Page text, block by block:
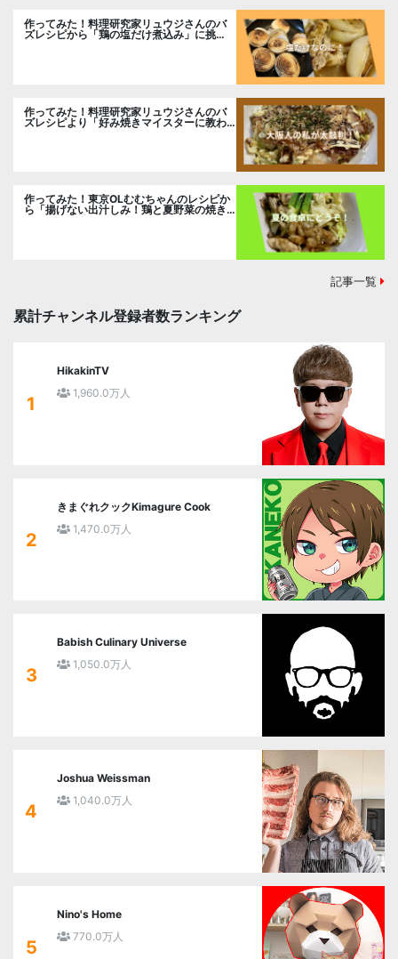
作ってみた！料理研究家リュウジさんのバ
ズレシピから「鶏の塩だけ煮込み」に挑
作ってみた！料理研究家リュウジさんのバ
ズレシピより「好み焼きマイスターに教わ
るお好み焼」に挑戦。
作ってみた！東京OLむむちゃんのレシピか
ら「揚げない出汁しみ！鶏と夏野菜の焼き
記事一覧
累計チャンネル登録者数ランキング
1
HikakinTV
1,960.0万人
2
きまぐれクックKimagure Cook
1,470.0万人
3
Babish Culinary Universe
1,050.0万人
4
Joshua Weissman
1,040.0万人
5
Nino's Home
770.0万人